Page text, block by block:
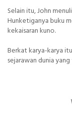
Selain itu, John
Hunketiganya buku
kekaisaran kuno.
Berkat karya-karya
sejarawan dunia